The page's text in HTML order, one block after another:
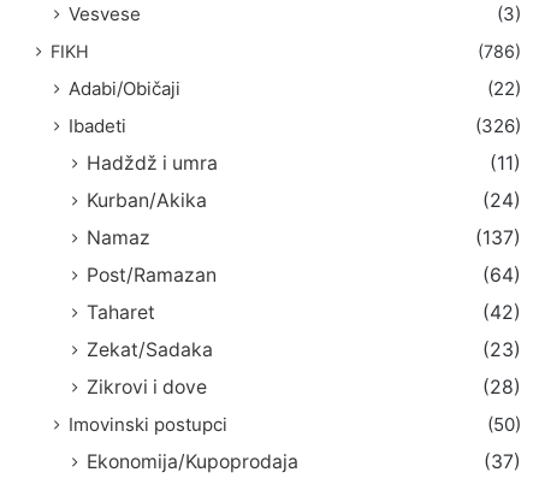
Vesvese
(3)
FIKH (786)
Adabi/Običaji
(22)
Ibadeti
(326)
Hadždž i umra
(11)
Kurban/Akika
(24)
Namaz
(137)
Post/Ramazan
(64)
Taharet
(42)
Zekat/Sadaka
(23)
Zikrovi i dove
(28)
Imovinski postupci
(50)
Ekonomija/Kupoprodaja
(37)